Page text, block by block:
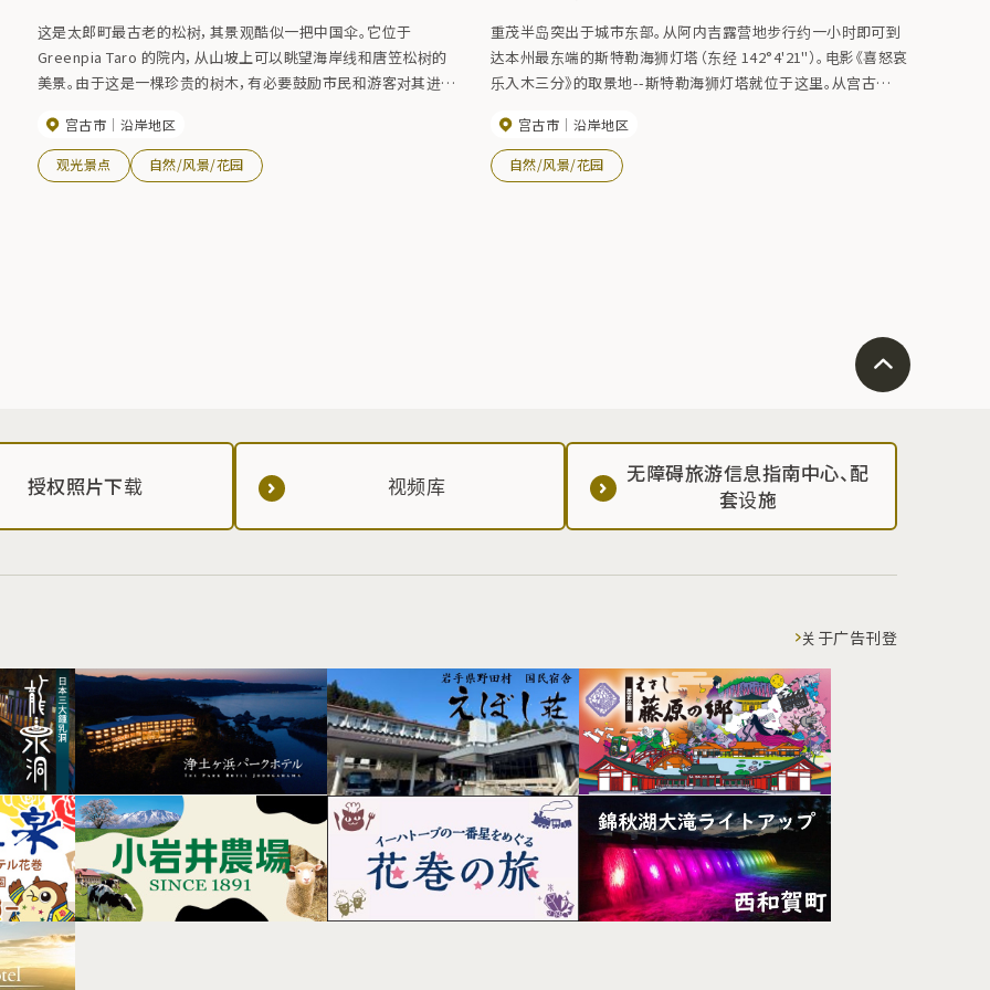
这是太郎町最古老的松树，其景观酷似一把中国伞。它位于
Greenpia Taro 的院内，从山坡上可以眺望海岸线和唐笠松树的
美景。由于这是一棵珍贵的树木，有必要鼓励市民和游客对其进行
获得许可。
宫古市 沿岸地区
观光景点 自然/风景/花园
重茂半岛突出于城市东部。从阿内吉露营地步行约一小时即可到
达本州最东端的斯特勒海狮灯塔（东经 142°4'21"）。电影《喜怒哀
乐入木三分》的取景地--斯特勒海狮灯塔就位于这里。从宫古
达斯特勒海狮）。
宫古市 沿岸地区
自然/风景/花园
授权照片下载 视频库
无障碍旅游信息指南中心、配
套设施
关于广告刊登